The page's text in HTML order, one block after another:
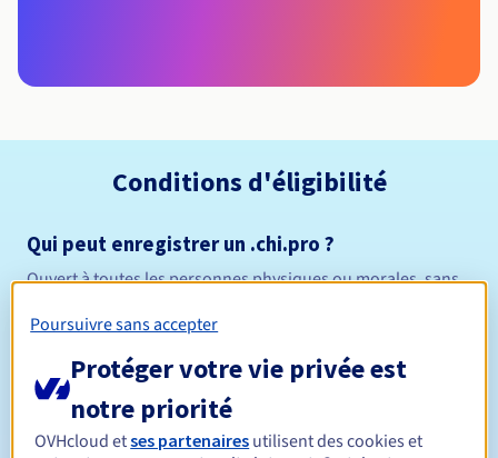
Conditions d'éligibilité
Qui peut enregistrer un .chi.pro ?
Ouvert à toutes les personnes physiques ou morales, sans
Durée de réservation
Poursuivre sans accepter
Protéger votre vie privée est
notre priorité
OVHcloud etses partenaires utilisent des cookies et